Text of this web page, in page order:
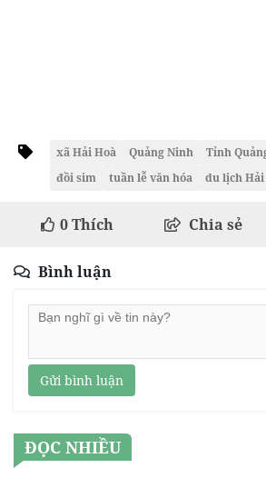
xã Hải Hoà Quảng Ninh Tỉnh
đồi sim
tuần lễ văn hóa du lịch Hải
0Thích Chia sẻ
Bình luận
Gửi bình luận
ĐỌC NHIỀU